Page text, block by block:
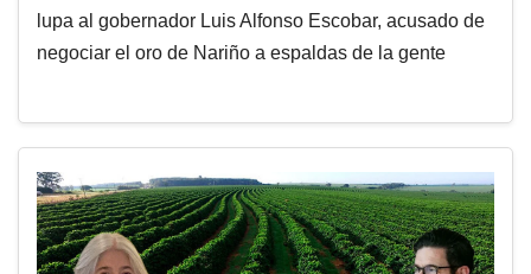
lupa al gobernador Luis Alfonso Escobar, acusado de
negociar el oro de Nariño a espaldas de la gente